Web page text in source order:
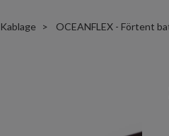
Kablage OCEANFLEX - Förtent